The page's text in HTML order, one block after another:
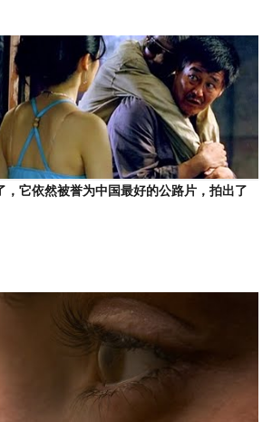
，它依然被誉为中国最好的公路片，拍出了